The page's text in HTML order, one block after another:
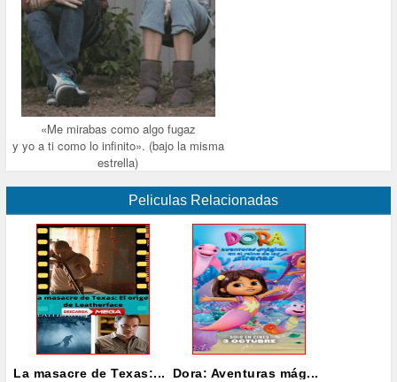
«Me mirabas como algo fugaz
y yo a ti como lo infinito». (bajo la misma
estrella)
Peliculas Relacionadas
La masacre de Texas:... Dora: Aventuras mág...